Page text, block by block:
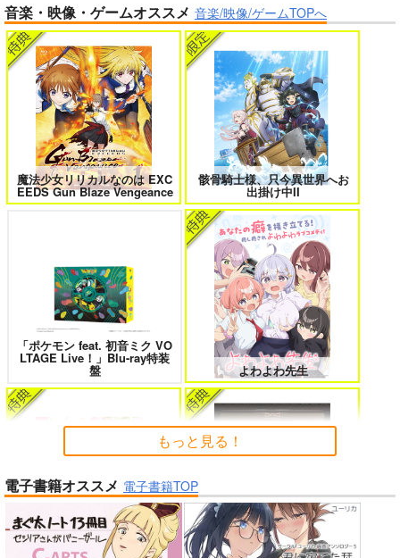
作って食べよう陸軍
飯-野外炊事・携行食
編-
シオサイ。
1,100円（税込）
ミリタリー
サンプル
カート
英雄戦記～ 10
ボクの理想の異世界生活 転生したら
ケモ耳娘だらけの世界でハーレムに
3
異世界から来た君と共に過ごす日常
2
エロゲの鬱エンドからヒロイン達を
救済したら 2
女友達は頼めば意外とヤらせてくれ
る 8
HELL’o WORK！～賽の河原で積石
を崩すだけの簡単なお仕事って聞い
たのに～
よくある令嬢転生だと思ったのに 5
音楽・映像・ゲームオススメ 音楽/映像/ゲームTOPへ
魔法少女リリカルなのは EXC
EEDS Gun Blaze Vengeance
骸骨騎士様、只今異世界へお
出掛け中II
「ポケモン feat. 初音ミク VO
LTAGE Live！」Blu-ray特装
盤 よわよわ先生
Peachful Story(通常盤)/桃鈴
ねね
「少女☆歌劇 レヴュースタァ
ライト」スペシャルライブ “St
arry Horizon” Blu-ray(初回限
定版)
もっと見る！
電子書籍オススメ 電子書籍TOP